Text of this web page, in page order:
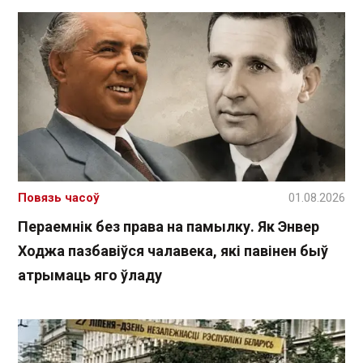
Пераемнік без права на памылку. Як Энвер
Ходжа пазбавіўся чалавека, які павінен быў
атрымаць яго ўладу
Повязь часоў 01.08.2026